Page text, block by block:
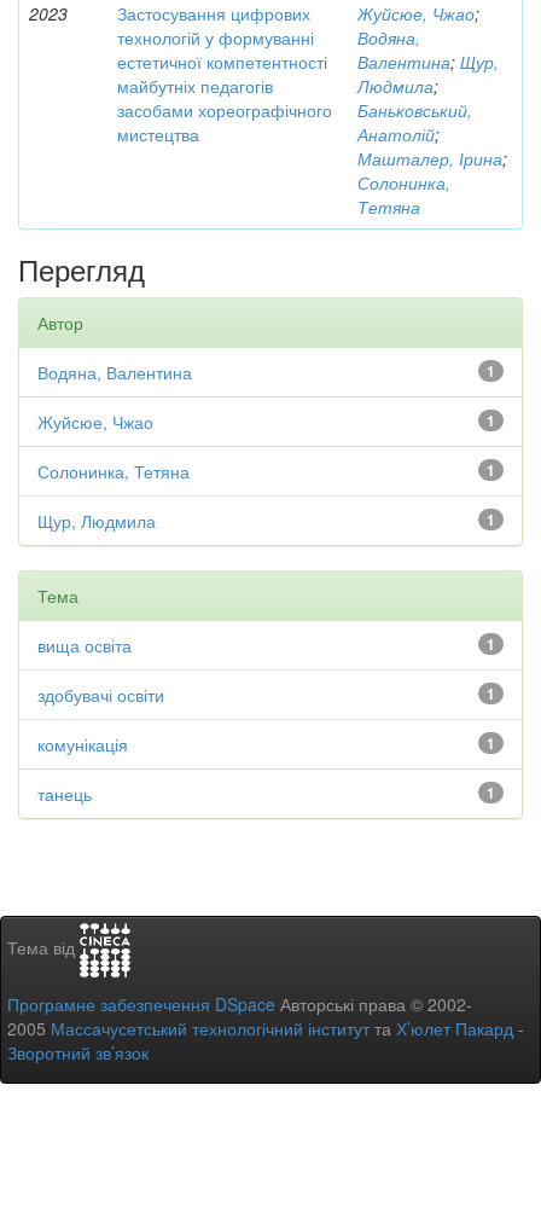
2023
Застосування цифрових
технологій у формуванні
естетичної компетентності
майбутніх педагогів
засобами хореографічного
мистецтва
Жуйсюе, Чжао;
Водяна,
Валентина; Щур,
Людмила;
Баньковський,
Анатолій;
Машталер, Ірина;
Солонинка,
Тетяна
Перегляд
Автор
1
Водяна, Валентина
1
Жуйсюе, Чжао
1
Солонинка, Тетяна
1
Щур, Людмила
Тема
1
вища освіта
1
здобувачі освіти
1
комунікація
1
танець
Тема від
Програмне забезпечення DSpace Авторські права © 2002-
2005 Массачусетський технологічний інститутта Х’юлет Пакард -
Зворотний зв’язок